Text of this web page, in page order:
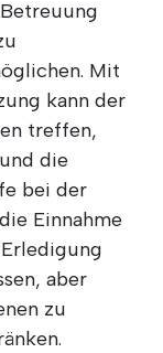
Mit
kann der
treffen,
die
bei der
Einnahme
aber
zu